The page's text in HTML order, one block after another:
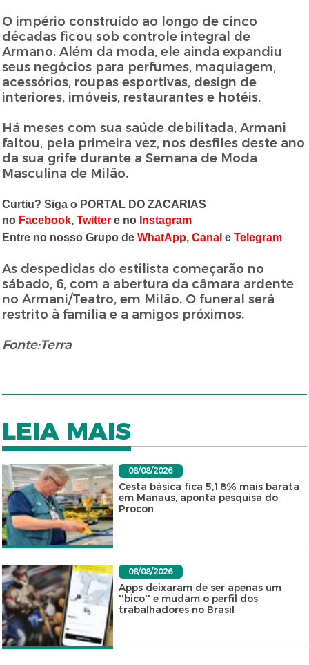
O império construído ao longo de cinco
décadas ficou sob controle integral de
Armano. Além da moda, ele ainda expandiu
seus negócios para perfumes, maquiagem,
acessórios, roupas esportivas, design de
interiores, imóveis, restaurantes e hotéis.
Há meses com sua saúde debilitada, Armani
faltou, pela primeira vez, nos desfiles deste ano
da sua grife durante a Semana de Moda
Masculina de Milão.
Curtiu? Siga o PORTAL DO ZACARIAS
no Facebook,Twitter e no Instagram
Entre no nosso Grupo deWhatApp,Canal eTelegram
As despedidas do estilista começarão no
sábado, 6, com a abertura da câmara ardente
no Armani/Teatro, em Milão. O funeral será
restrito à família e a amigos próximos.
Fonte:Terra
LEIA MAIS
08/08/2026
Cesta básica fica 5,18% mais barata
em Manaus, aponta pesquisa do
Procon
08/08/2026
Apps deixaram de ser apenas um
''bico'' e mudam o perfil dos
trabalhadores no Brasil